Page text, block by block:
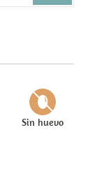
Sin huevo